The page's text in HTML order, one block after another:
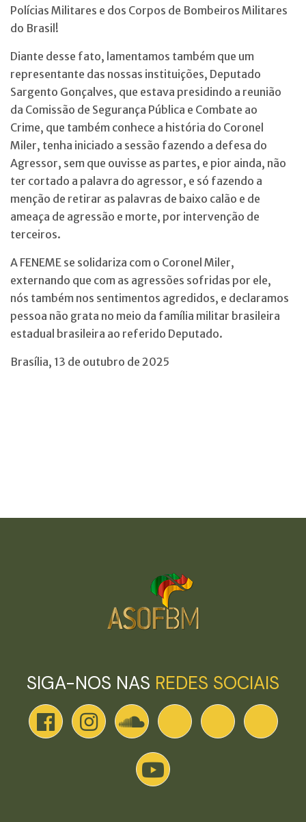
Polícias Militares e dos Corpos de Bombeiros Militares
do Brasil!
Diante desse fato, lamentamos também que um
representante das nossas instituições, Deputado
Sargento Gonçalves, que estava presidindo a reunião
da Comissão de Segurança Pública e Combate ao
Crime, que também conhece a história do Coronel
Miler, tenha iniciado a sessão fazendo a defesa do
Agressor, sem que ouvisse as partes, e pior ainda, não
ter cortado a palavra do agressor, e só fazendo a
menção de retirar as palavras de baixo calão e de
ameaça de agressão e morte, por intervenção de
terceiros.
A FENEME se solidariza com o Coronel Miler,
externando que com as agressões sofridas por ele,
nós também nos sentimentos agredidos, e declaramos
pessoa não grata no meio da família militar brasileira
estadual brasileira ao referido Deputado.
Brasília, 13 de outubro de 2025
SIGA-NOS NAS REDES SOCIAIS